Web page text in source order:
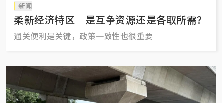
新闻
柔新经济特区 是互争资源还是各取所需？
通关便利是关键，政策一致性也很重要